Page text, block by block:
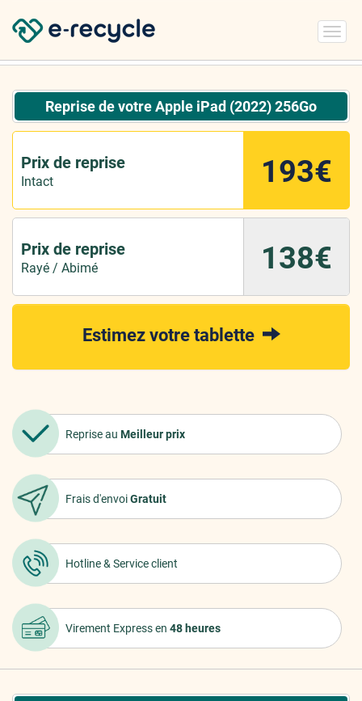
Reprise de votre Apple iPad (2022) 256Go
Prix de reprise
Intact 193€
Prix de reprise
Rayé / Abimé 138€
Estimez votre tablette
Reprise au Meilleur prix
Frais d'envoiGratuit
Hotline & Service client
Virement Expressen 48 heures